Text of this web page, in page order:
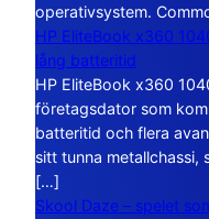
operativsystem.
HP EliteBook x360
lång batteritid
HP EliteBook x360
företagsdator som
batteritid och flera
sitt tunna metallchassi,
[…]
Skool Daze – spelet